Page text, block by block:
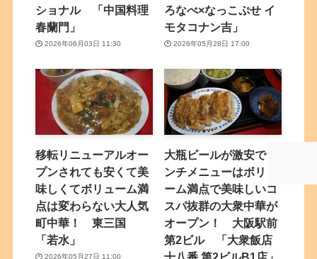
ショナル 「中国料理
春蘭門」
2026年06月03日 11:30
ろなべ×なっこぷせ イ
モタコナン吉」
2026年05月28日 17:00
移転リニューアルオー
プンされても安くて美
味しくてボリューム満
点は変わらない大人気
町中華！ 東三国
「若水」
2026年05月27日 11:00
大瓶ビールが激安でラ
ンチメニューはボリュ
ーム満点で美味しいコ
スパ抜群の大衆中華が
オープン！ 大阪駅前
第2ビル 「大衆飯店